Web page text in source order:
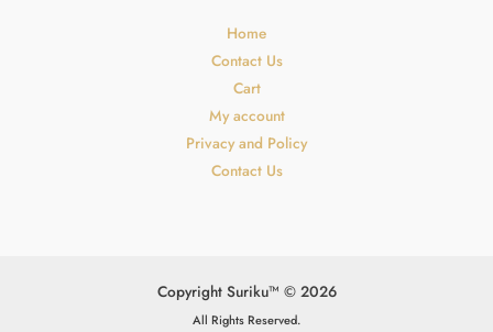
Home
Contact Us
Cart
My account
Privacy and Policy
Contact Us
Copyright Suriku™ © 2026
All Rights Reserved.